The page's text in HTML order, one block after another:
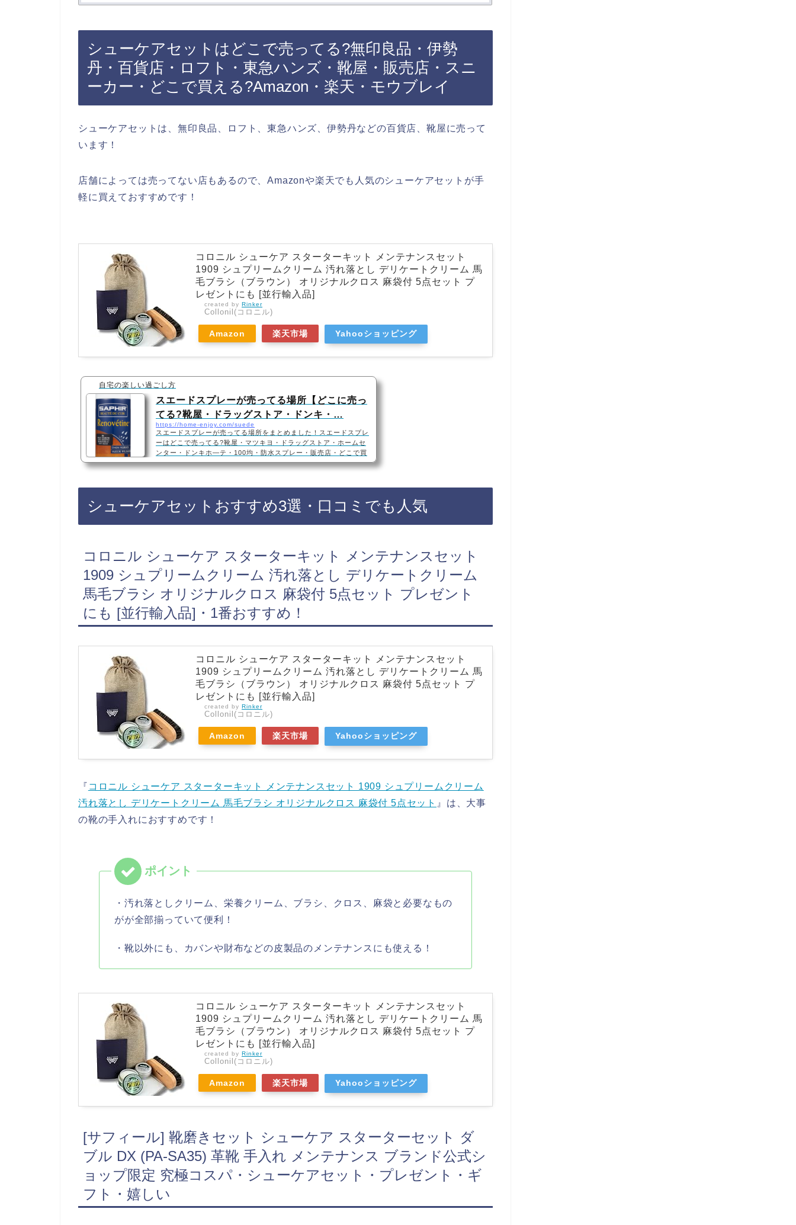
シューケアセットはどこで売ってる?無印良品・伊勢
丹・百貨店・ロフト・東急ハンズ・靴屋・販売店・スニ
ーカー・どこで買える?Amazon・楽天・モウブレイ
シューケアセットは、無印良品、ロフト、東急ハンズ、伊勢丹などの百貨店、靴屋に売って
います！
店舗によっては売ってない店もあるので、Amazonや楽天でも人気のシューケアセットが手
軽に買えておすすめです！
コロニル シューケア スターターキット メンテナンスセット
1909 シュプリームクリーム 汚れ落とし デリケートクリーム 馬
毛ブラシ（ブラウン） オリジナルクロス 麻袋付 5点セット プ
レゼントにも [並行輸入品]
created by Rinker
Collonil(コロニル)
Amazon 楽天市場 Yahooショッピング
自宅の楽しい過ごし方
スエードスプレーが売ってる場所【どこに売っ
てる?靴屋・ドラッグストア・ドンキ・…
https://home-enjoy.com/suede
スエードスプレーが売ってる場所をまとめました！スエードスプレ
ーはどこで売ってる?靴屋・マツキヨ・ドラッグストア・ホームセ
ンター・ドンキホ―テ・100均・防水スプレー・販売店・どこで買
える・スニーカー・防水スプレー・補色・Amazon・楽天スエード
ておすすめです！スエードスプレー・防水スプレーおすすめ3選・
補色・口コミでも人気 スエ…
シューケアセットおすすめ3選・口コミでも人気
コロニル シューケア スターターキット メンテナンスセット
1909 シュプリームクリーム 汚れ落とし デリケートクリーム
馬毛ブラシ オリジナルクロス 麻袋付 5点セット プレゼント
にも [並行輸入品]・1番おすすめ！
コロニル シューケア スターターキット メンテナンスセット
1909 シュプリームクリーム 汚れ落とし デリケートクリーム 馬
毛ブラシ（ブラウン） オリジナルクロス 麻袋付 5点セット プ
レゼントにも [並行輸入品]
created by Rinker
Collonil(コロニル)
Amazon 楽天市場 Yahooショッピング
『 コロニル シューケア スターターキット メンテナンスセット 1909 シュプリームクリーム
汚れ落とし デリケートクリーム 馬毛ブラシ オリジナルクロス 麻袋付 5点セット 』は、大事
の靴の手入れにおすすめです！
・汚れ落としクリーム、栄養クリーム、ブラシ、クロス、麻袋と必要なもの
がが全部揃っていて便利！
・靴以外にも、カバンや財布などの皮製品のメンテナンスにも使える！
コロニル シューケア スターターキット メンテナンスセット
1909 シュプリームクリーム 汚れ落とし デリケートクリーム 馬
毛ブラシ（ブラウン） オリジナルクロス 麻袋付 5点セット プ
レゼントにも [並行輸入品]
created by Rinker
Collonil(コロニル)
Amazon 楽天市場 Yahooショッピング
[サフィール] 靴磨きセット シューケア スターターセット ダ
ブル DX (PA-SA35) 革靴 手入れ メンテナンス ブランド公式シ
ョップ限定 究極コスパ・シューケアセット・プレゼント・ギ
フト・嬉しい